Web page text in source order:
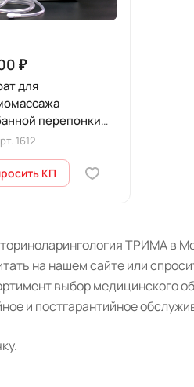
₽
для
перепонки
КОМПРЕССОР
1612
КП
ТРИМА в
на нашем сайте или
выбор медицинского
и постгарантийное